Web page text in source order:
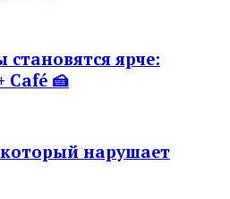
ярче:
Café 🍰
который нарушает